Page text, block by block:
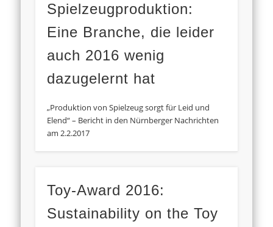
Spielzeugproduktion:
Eine Branche, die leider
auch 2016 wenig
dazugelernt hat
„Produktion von Spielzeug sorgt für Leid und
Elend“ – Bericht in den Nürnberger Nachrichten
am 2.2.2017
Toy-Award 2016:
Sustainability on the Toy